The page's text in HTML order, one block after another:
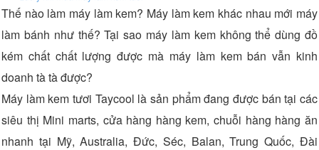
Thế nào làm máy làm kem? Máy làm kem khác nhau mới máy
làm bánh như thế? Tại sao máy làm kem không thể dùng đồ
kém chất chất lượng được mà máy làm kem bán vẫn kinh
doanh tà tà được?
Máy làm kem tươi Taycool là sản phẩm đang được bán tại các
siêu thị Mini marts, cửa hàng hàng kem, chuỗi hàng hàng ăn
nhanh tại Mỹ, Australia, Đức, Séc, Balan, Trung Quốc, Đài